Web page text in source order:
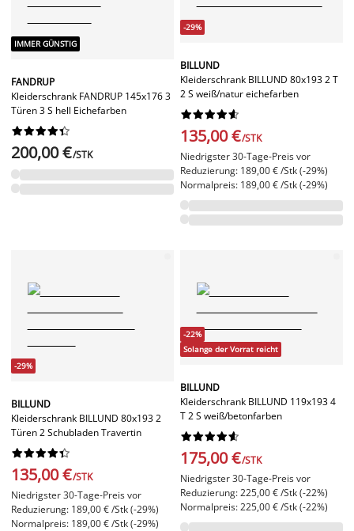
IMMER GÜNSTIG
FANDRUP
Kleiderschrank FANDRUP 145x176 3
Türen 3 S hell Eichefarben






200,00 €/STK
-29%
BILLUND
Kleiderschrank BILLUND 80x193 2 T
2 S weiß/natur eichefarben






135,00 €/STK
Niedrigster 30-Tage-Preis vor
Reduzierung: 189,00 € /Stk (-29%)
Normalpreis: 189,00 € /Stk (-29%)
-29%
BILLUND
Kleiderschrank BILLUND 80x193 2
Türen 2 Schubladen Travertin






135,00 €/STK
Niedrigster 30-Tage-Preis vor
Reduzierung: 189,00 € /Stk (-29%)
Normalpreis: 189,00 € /Stk (-29%)
-22%
Solange der Vorrat reicht
BILLUND
Kleiderschrank BILLUND 119x193 4
T 2 S weiß/betonfarben






175,00 €/STK
Niedrigster 30-Tage-Preis vor
Reduzierung: 225,00 € /Stk (-22%)
Normalpreis: 225,00 € /Stk (-22%)